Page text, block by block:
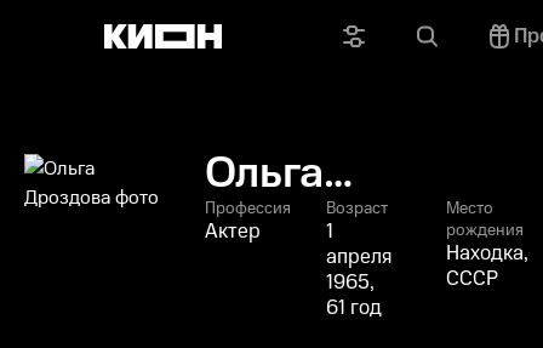
Ольга
Дроздова
Профессия
Актер
Возраст
1
апреля
1965,
61 год
Место
рождения
Находка,
СССР